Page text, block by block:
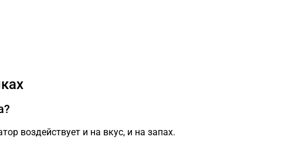
воздействует и на вкус, и на запах.